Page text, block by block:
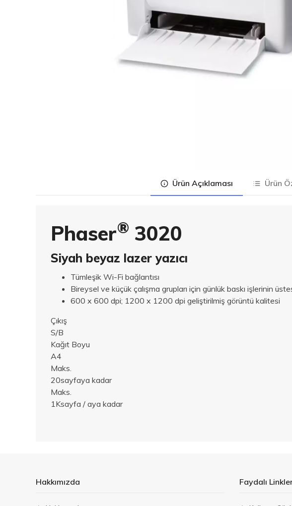
Ürün Açıklaması Ürün
Phaser® 3020
Siyah beyaz lazer yazıcı
Tümleşik Wi-Fi bağlantısı
Bireysel ve küçük çalışma grupları için günlük baskı işlerinin
600 x 600 dpi; 1200 x 1200 dpi geliştirilmiş görüntü kalitesi
Çıkış
S/B
Kağıt Boyu
A4
Maks.
20sayfaya kadar
Maks.
1Ksayfa / aya kadar
Hakkımızda Faydalı